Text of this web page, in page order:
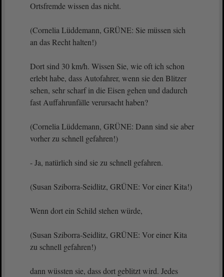
Ortsfremde wissen das nicht.
(Cornelia Lüddemann, GRÜNE: Sie müssen sich
an das Recht halten!)
Dort sind 30 km/h. Wissen Sie, wie oft ich schon
erlebt habe, dass Autofahrer, wenn sie den Blitzer
sehen, sehr scharf in die Eisen gehen und dadurch
fast Auffahrunfälle verursacht haben?
(Cornelia Lüddemann, GRÜNE: Dann sind sie aber
vorher zu schnell gefahren!)
- Ja, natürlich sind sie zu schnell gefahren.
(Susan Sziborra-Seidlitz, GRÜNE: Vor einer Kita!)
Wenn dort ein Schild stehen würde,
(Susan Sziborra-Seidlitz, GRÜNE: Vor einer Kita
zu schnell gefahren!)
dann wüssten sie, dass dort geblitzt wird. Jedes